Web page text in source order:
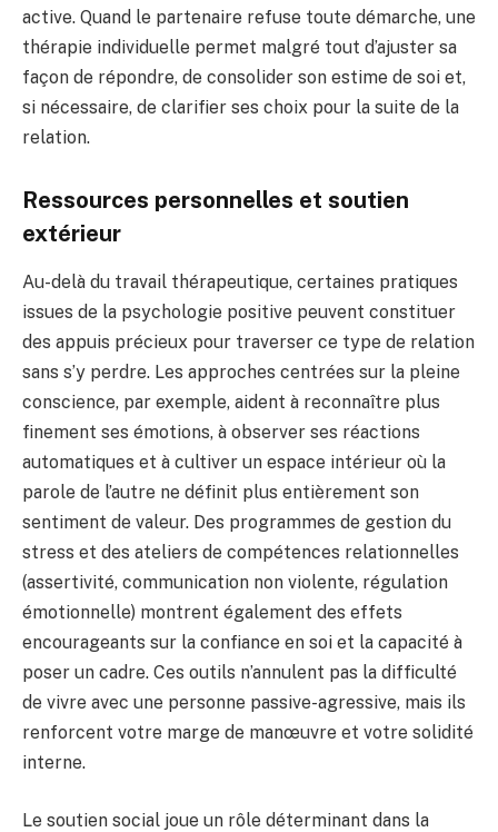
active. Quand le partenaire refuse toute démarche, une
thérapie individuelle permet malgré tout d’ajuster sa
façon de répondre, de consolider son estime de soi et,
si nécessaire, de clarifier ses choix pour la suite de la
relation.
Ressources personnelles et soutien
extérieur
Au-delà du travail thérapeutique, certaines pratiques
issues de la psychologie positive peuvent constituer
des appuis précieux pour traverser ce type de relation
sans s’y perdre. Les approches centrées sur la pleine
conscience, par exemple, aident à reconnaître plus
finement ses émotions, à observer ses réactions
automatiques et à cultiver un espace intérieur où la
parole de l’autre ne définit plus entièrement son
sentiment de valeur. Des programmes de gestion du
stress et des ateliers de compétences relationnelles
(assertivité, communication non violente, régulation
émotionnelle) montrent également des effets
encourageants sur la confiance en soi et la capacité à
poser un cadre. Ces outils n’annulent pas la difficulté
de vivre avec une personne passive-agressive, mais ils
renforcent votre marge de manœuvre et votre solidité
interne.
Le soutien social joue un rôle déterminant dans la